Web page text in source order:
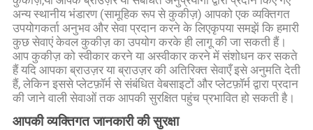
मामले
CONTACT
US
अन्य स्थानीय भंडारण (सामूहिक रूप से कुकीज़) आपको एक व्यक्तिगत
उपयोगकर्ता अनुभव और सेवा प्रदान करने के लिएकृपया समझें कि हमारी
कुछ सेवाएं केवल कुकीज़ का उपयोग करके ही लागू की जा सकती हैं।
आप कुकीज़ को स्वीकार करने या अस्वीकार करने में संशोधन कर सकते
हैं यदि आपका ब्राउज़र या ब्राउज़र की अतिरिक्त सेवाएँ इसे अनुमति देती
हैं, लेकिन इससे प्लेटफ़ॉर्म से संबंधित वेबसाइटों और प्लेटफ़ॉर्म द्वारा प्रदान
की जाने वाली सेवाओं तक आपकी सुरक्षित पहुंच प्रभावित हो सकती है।
आपकी व्यक्तिगत जानकारी की सुरक्षा